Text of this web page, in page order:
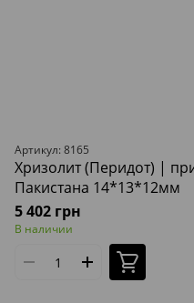
Артикул: 8165
Хризолит (Перидот) |
Пакистана 14*13*12мм
5 402 грн
В наличии